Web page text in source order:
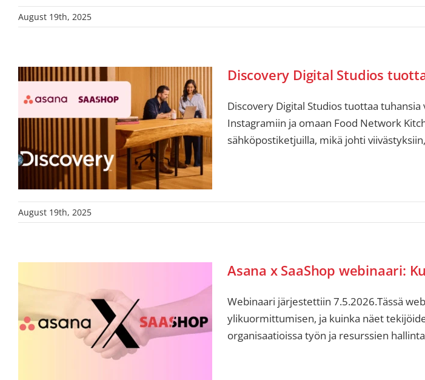
August 19th, 2025
Discovery Digital Studios
Discovery Digital Studios tuottaa
Instagramiin ja omaan Food Network
sähköpostiketjuilla, mikä johti
August 19th, 2025
Asana x SaaShop webinaari:
Webinaari järjestettiin 7.5.2026.Tässä
ylikuormittumisen, ja kuinka näet
organisaatioissa työn ja resurssien